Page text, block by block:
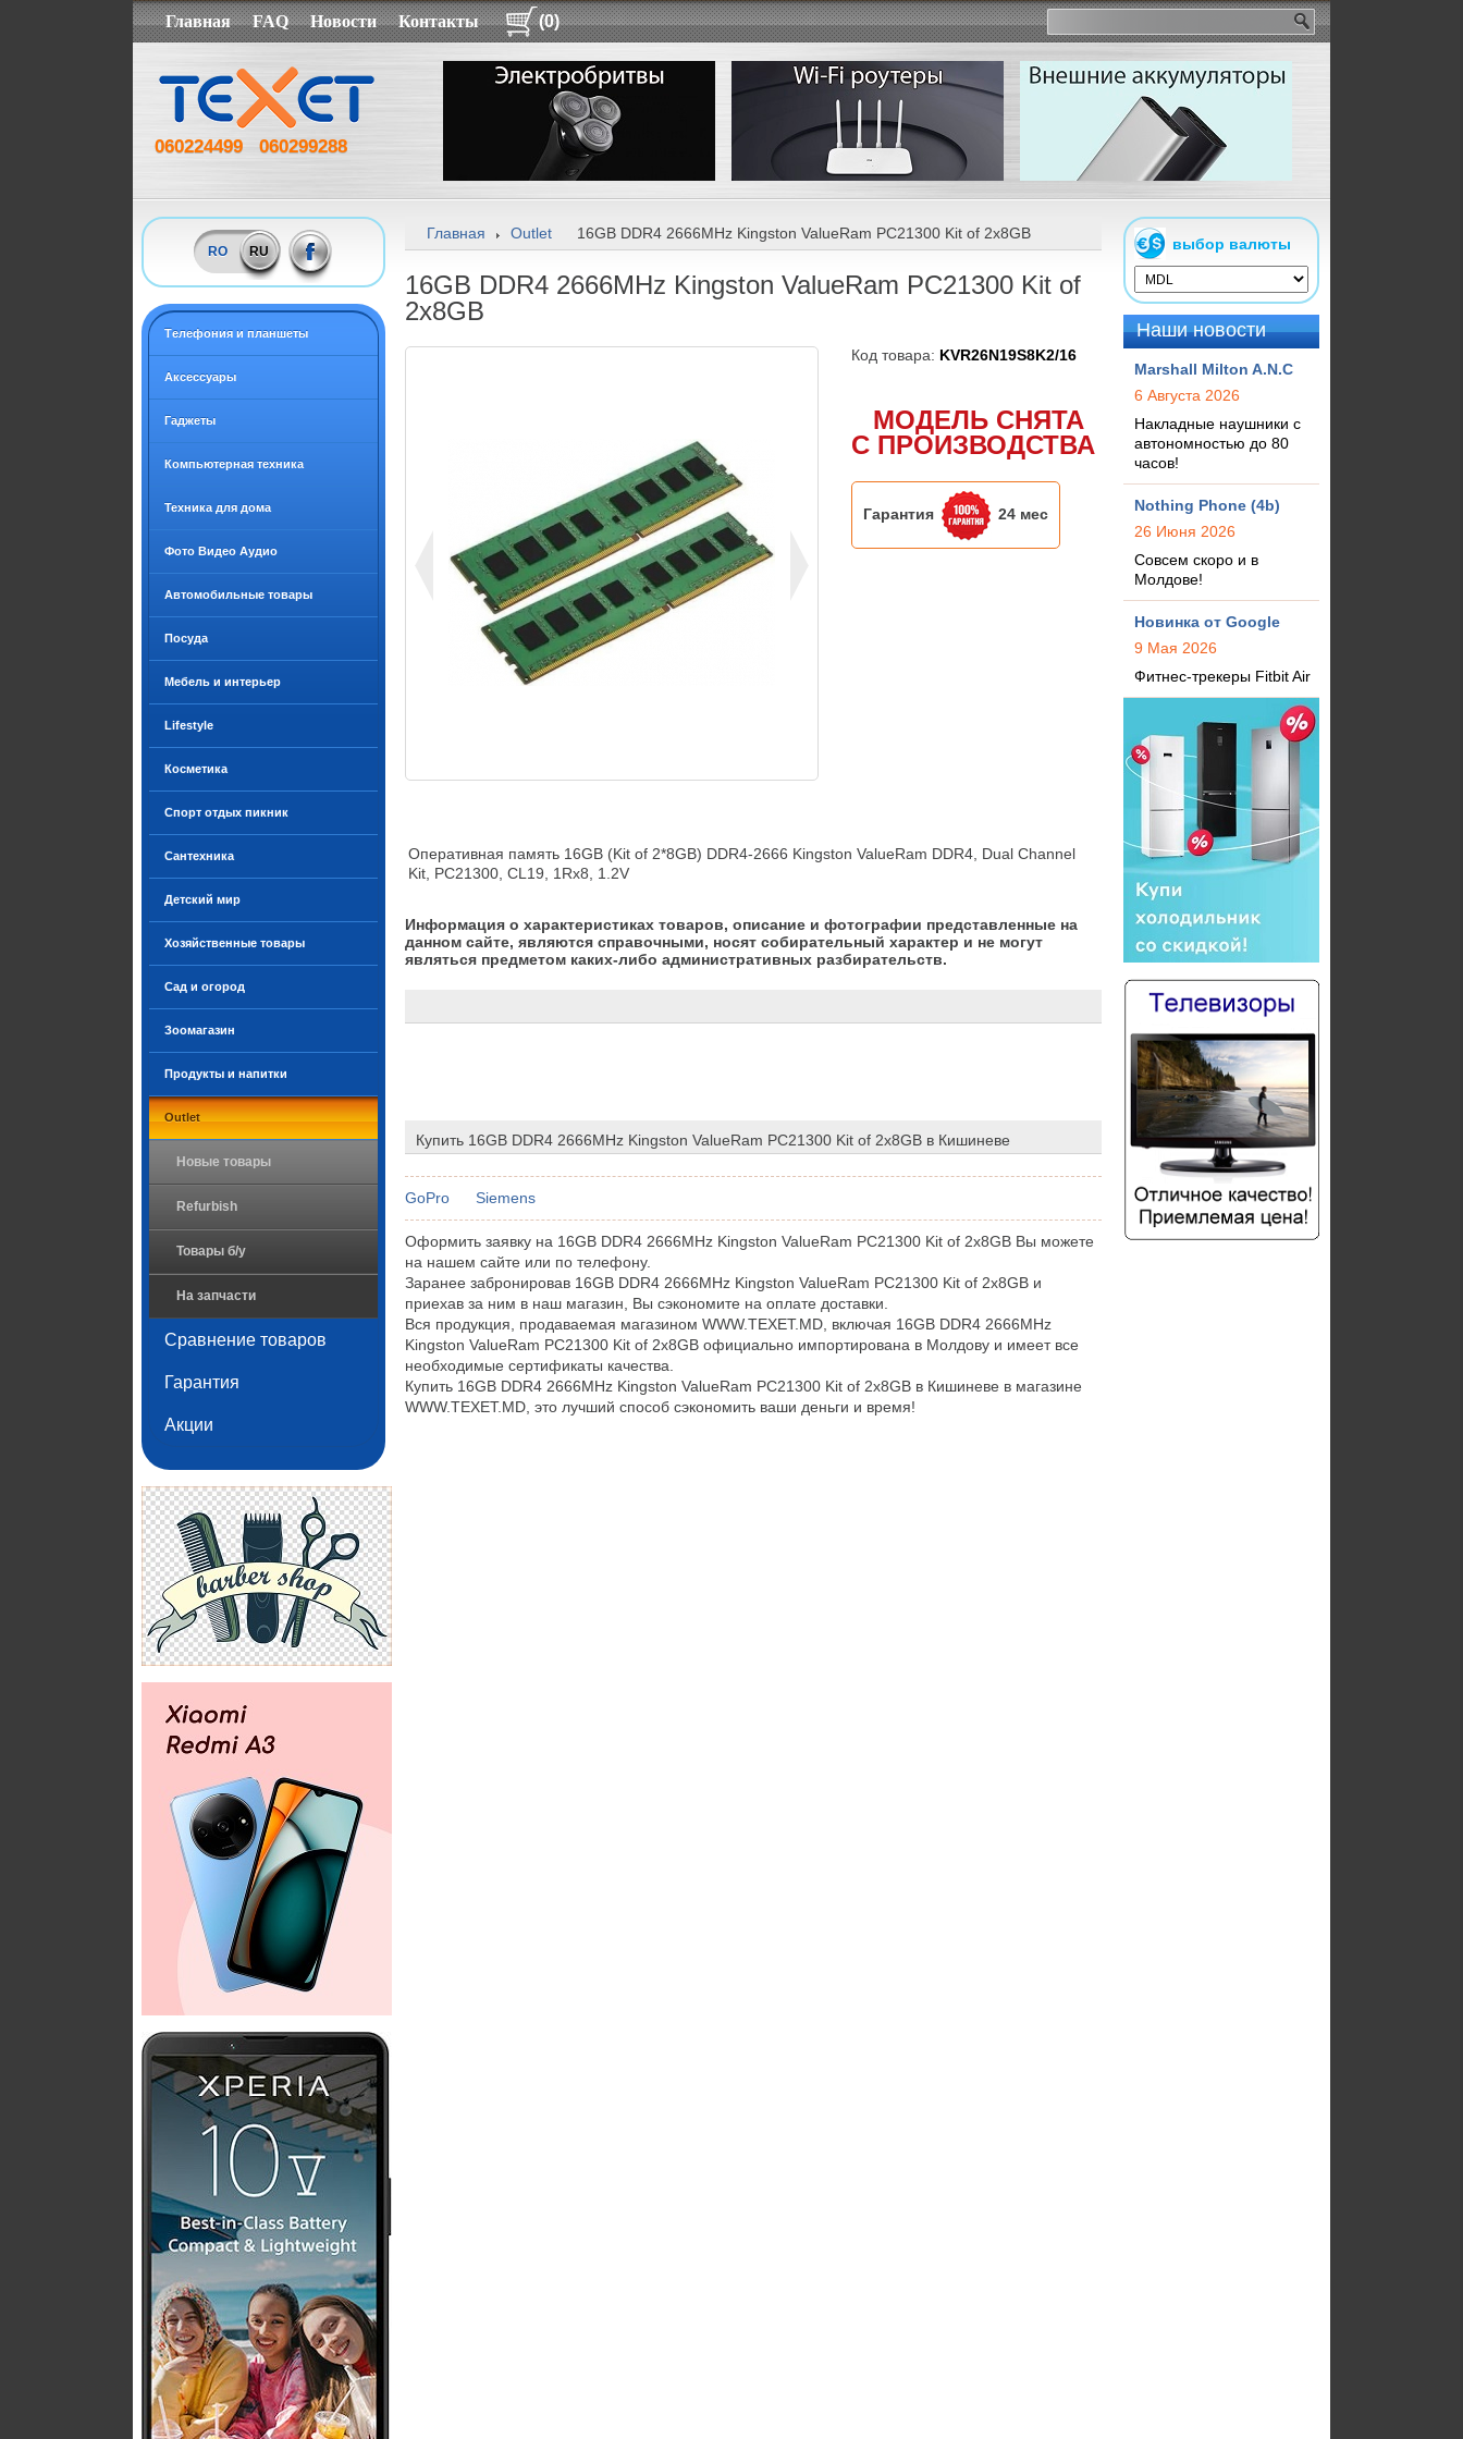
Главная FAQ Новости Контакты (0)
060224499 060299288
RO RU
Tелефония и планшеты
Аксессуары
Гаджеты
Компьютерная техника
Техника для дома
Фото Видео Аудио
Автомобильные товары
Посуда
Мебель и интерьер
Lifestyle
Косметика
Спорт отдых пикник
Сантехника
Детский мир
Хозяйственные товары
Сад и огород
Зоомагазин
Продукты и напитки
Outlet
Новые товары
Refurbish
Товары б/у
На запчасти
Сравнение товаров
Гарантия
Акции
Главная Outlet 16GB DDR4 2666MHz Kingston ValueRam PC21300 Kit of 2x8GB
16GB DDR4 2666MHz Kingston ValueRam PC21300 Kit of
2x8GB
Код товара: KVR26N19S8K2/16
МОДЕЛЬ СНЯТА
С ПРОИЗВОДСТВА
Гарантия 24 мес
Оперативная память 16GB (Kit of 2*8GB) DDR4-2666 Kingston ValueRam DDR4, Dual Channel
Kit, PC21300, CL19, 1Rx8, 1.2V
Информация о характеристиках товаров, описание и фотографии представленные на
данном сайте, являются справочными, носят собирательный характер и не могут
являться предметом каких-либо административных разбирательств.
Купить 16GB DDR4 2666MHz Kingston ValueRam PC21300 Kit of 2x8GB в Кишиневе
GoPro Siemens
Оформить заявку на 16GB DDR4 2666MHz Kingston ValueRam PC21300 Kit of 2x8GB Вы можете
на нашем сайте или по телефону.
Заранее забронировав 16GB DDR4 2666MHz Kingston ValueRam PC21300 Kit of 2x8GB и
приехав за ним в наш магазин, Вы сэкономите на оплате доставки.
Вся продукция, продаваемая магазином WWW.TEXET.MD, включая 16GB DDR4 2666MHz
Kingston ValueRam PC21300 Kit of 2x8GB официально импортирована в Молдову и имеет все
необходимые сертификаты качества.
Купить 16GB DDR4 2666MHz Kingston ValueRam PC21300 Kit of 2x8GB в Кишиневе в магазине
WWW.TEXET.MD, это лучший способ сэкономить ваши деньги и время!
выбор валюты
Наши новости
Marshall Milton A.N.C
6 Августа 2026
Накладные наушники с
автономностью до 80
часов!
Nothing Phone (4b)
26 Июня 2026
Совсем скоро и в
Молдове!
Новинка от Google
9 Мая 2026
Фитнес-трекеры Fitbit Air